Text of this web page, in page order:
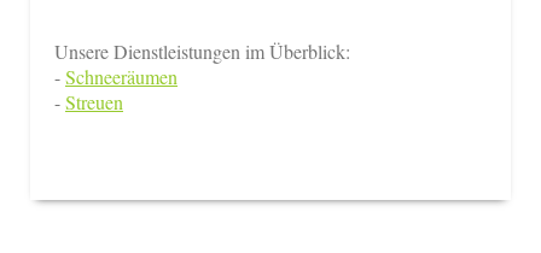
Unsere Dienstleistungen im Überblick:
-Schneeräumen
-Streuen